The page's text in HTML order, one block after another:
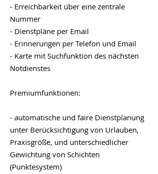
- Erreichbarkeit über eine zentrale
Nummer
- Dienstpläne per Email
- Erinnerungen per Telefon und Email
- Karte mit Suchfunktion des nächsten
Notdienstes
Premiumfunktionen:
- automatische und faire Dienstplanung
unter Berücksichtigung von Urlauben,
Praxisgröße, und unterschiedlicher
Gewichtung von Schichten
(Punktesystem)